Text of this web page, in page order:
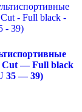
Cut — Full black
35 — 39)